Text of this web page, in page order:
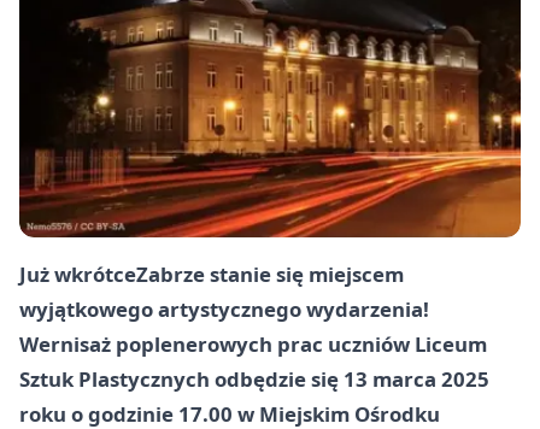
Już wkrótceZabrzestanie się miejscem
wyjątkowego artystycznego wydarzenia!
Wernisaż poplenerowych prac uczniów Liceum
Sztuk Plastycznych odbędzie się 13 marca 2025
roku o godzinie 17.00 w Miejskim Ośrodku